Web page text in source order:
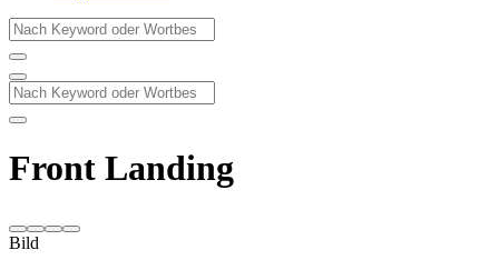
Front Landing
Bild